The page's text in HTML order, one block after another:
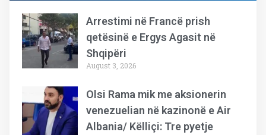
Arrestimi në Francë prish
qetësinë e Ergys Agasit në
Shqipëri
August 3, 2026
Olsi Rama mik me aksionerin
venezuelian në kazinonë e Air
Albania/ Këlliçi: Tre pyetje